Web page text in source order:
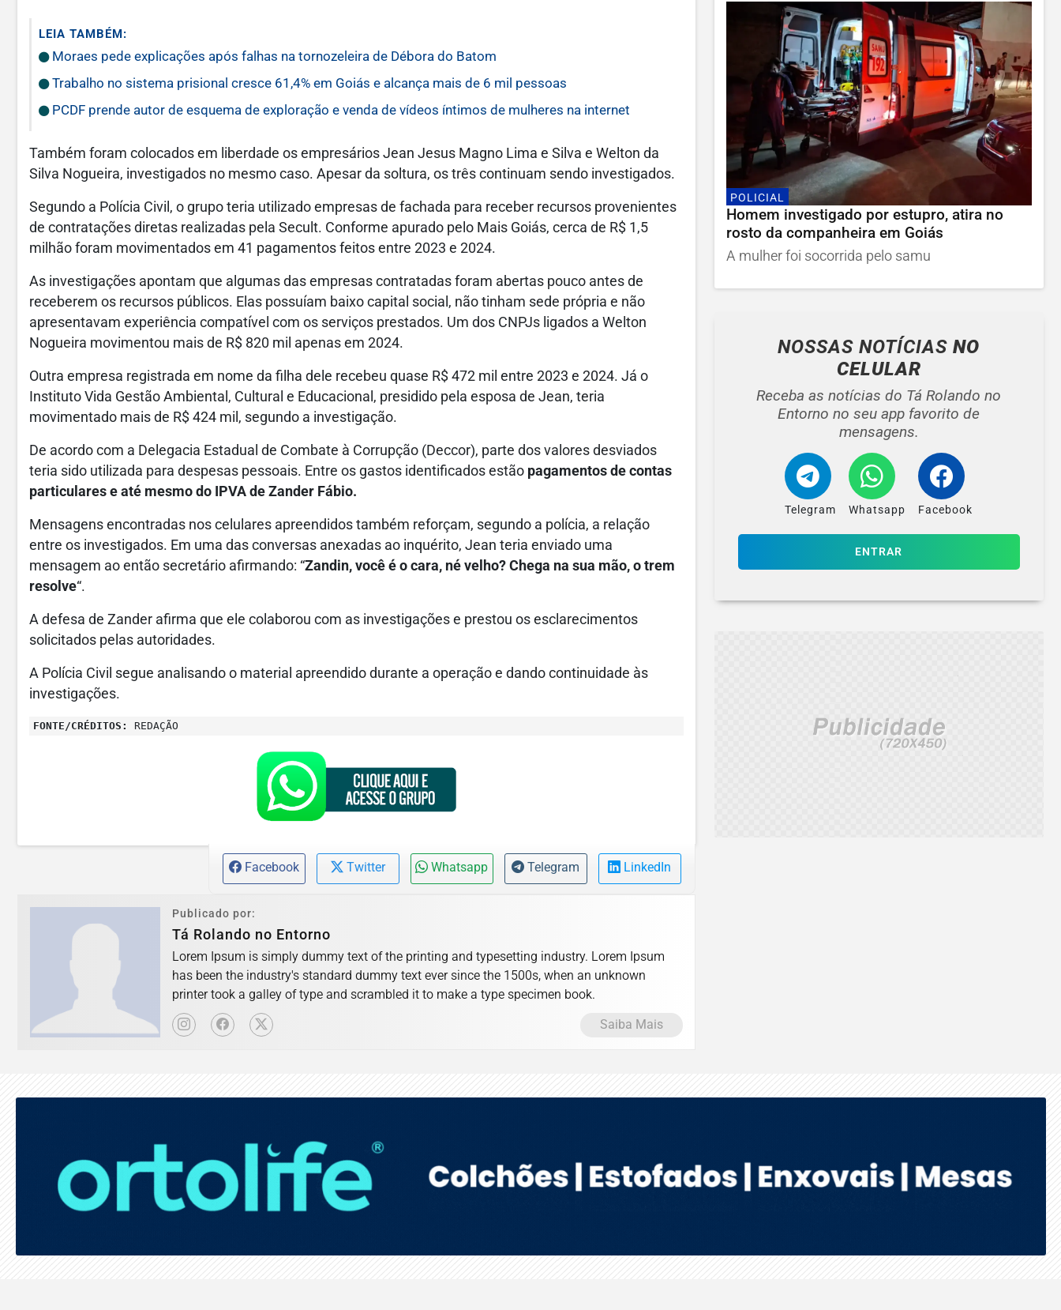
LEIA TAMBÉM:
Moraes pede explicações após falhas na tornozeleira de Débora do Batom
Trabalho no sistema prisional cresce 61,4% em Goiás e alcança mais de 6 mil pessoas
PCDF prende autor de esquema de exploração e venda de vídeos íntimos de mulheres na internet
Também foram colocados em liberdade os empresários Jean Jesus Magno Lima e Silva e Welton da
Silva Nogueira, investigados no mesmo caso. Apesar da soltura, os três continuam sendo investigados.
Segundo a Polícia Civil, o grupo teria utilizado empresas de fachada para receber recursos provenientes
de contratações diretas realizadas pela Secult. Conforme apurado pelo Mais Goiás, cerca de R$ 1,5
milhão foram movimentados em 41 pagamentos feitos entre 2023 e 2024.
As investigações apontam que algumas das empresas contratadas foram abertas pouco antes de
receberem os recursos públicos. Elas possuíam baixo capital social, não tinham sede própria e não
apresentavam experiência compatível com os serviços prestados. Um dos CNPJs ligados a Welton
Nogueira movimentou mais de R$ 820 mil apenas em 2024.
Outra empresa registrada em nome da filha dele recebeu quase R$ 472 mil entre 2023 e 2024. Já o
Instituto Vida Gestão Ambiental, Cultural e Educacional, presidido pela esposa de Jean, teria
movimentado mais de R$ 424 mil, segundo a investigação.
De acordo com a Delegacia Estadual de Combate à Corrupção (Deccor), parte dos valores desviados
teria sido utilizada para despesas pessoais. Entre os gastos identificados estão pagamentos de contas
particulares e até mesmo do IPVA de Zander Fábio.
Mensagens encontradas nos celulares apreendidos também reforçam, segundo a polícia, a relação
entre os investigados. Em uma das conversas anexadas ao inquérito, Jean teria enviado uma
mensagem ao então secretário afirmando: “Zandin, você é o cara, né velho? Chega na sua mão, o trem
resolve“.
A defesa de Zander afirma que ele colaborou com as investigações e prestou os esclarecimentos
solicitados pelas autoridades.
A Polícia Civil segue analisando o material apreendido durante a operação e dando continuidade às
investigações.
FONTE/CRÉDITOS: REDAÇÃO
Facebook Twitter Whatsapp Telegram LinkedIn
Publicado por:
Tá Rolando no Entorno
Lorem Ipsum is simply dummy text of the printing and typesetting industry. Lorem Ipsum
has been the industry's standard dummy text ever since the 1500s, when an unknown
printer took a galley of type and scrambled it to make a type specimen book.
Saiba Mais
POLICIAL
Homem investigado por estupro, atira no
rosto da companheira em Goiás
A mulher foi socorrida pelo samu
NOSSAS NOTÍCIASNO
CELULAR
Receba as notícias do Tá Rolando no
Entorno no seu app favorito de
mensagens.
Telegram Whatsapp Facebook
ENTRAR